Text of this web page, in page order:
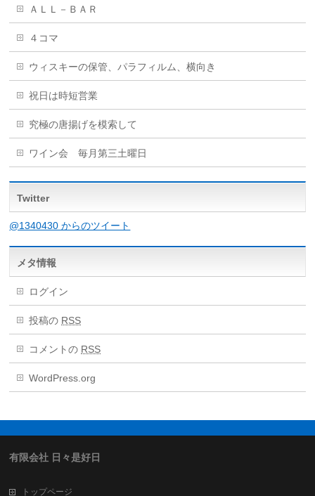
ＡＬＬ－ＢＡＲ
４コマ
ウィスキーの保管、パラフィルム、横向き
祝日は時短営業
究極の唐揚げを模索して
ワイン会 毎月第三土曜日
Twitter
@1340430 からのツイート
メタ情報
ログイン
投稿の RSS
コメントの RSS
WordPress.org
有限会社 日々是好日
トップページ